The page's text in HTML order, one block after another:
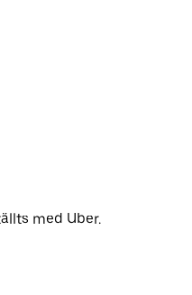
med Uber.